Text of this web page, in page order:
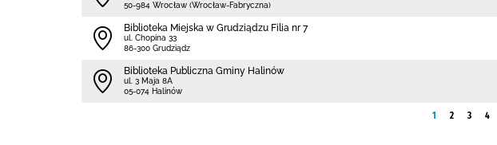
50-984 Wrocław (Wrocław-Fabryczna)
Biblioteka Miejska w Grudziądzu Filia nr 7
ul. Chopina 33
86-300 Grudziądz
Biblioteka Publiczna Gminy Halinów
ul. 3 Maja 8A
05-074 Halinów
1 2 3 4